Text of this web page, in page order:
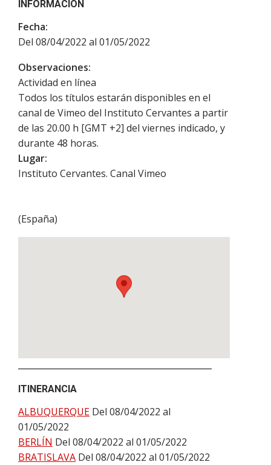
INFORMACIÓN
Fecha:
Del 08/04/2022 al 01/05/2022
Observaciones:
Actividad en línea
Todos los títulos estarán disponibles en el
canal de Vimeo del Instituto Cervantes a partir
de las 20.00 h [GMT +2] del viernes indicado, y
durante 48 horas.
Lugar:
Instituto Cervantes. Canal Vimeo
(España)
ITINERANCIA
ALBUQUERQUE Del 08/04/2022 al
01/05/2022
BERLÍN Del 08/04/2022 al 01/05/2022
BRATISLAVA Del 08/04/2022 al 01/05/2022